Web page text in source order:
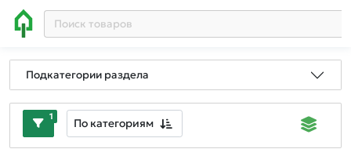
Подкатегории раздела
1 По категориям